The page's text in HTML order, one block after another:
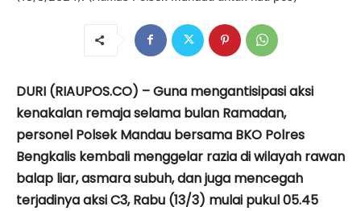
DURI (RIAUPOS.CO) – Guna mengantisipasi aksi
kenakalan remaja selama bulan Ramadan,
personel Polsek Mandau bersama BKO Polres
Bengkalis kembali menggelar razia di wilayah rawan
balap liar, asmara subuh, dan juga mencegah
terjadinya aksi C3, Rabu (13/3) mulai pukul 05.45